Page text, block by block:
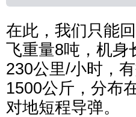
在此，我们只能
飞重量8吨，机身
230公里/小时，
1500公斤，分布
对地短程导弹。